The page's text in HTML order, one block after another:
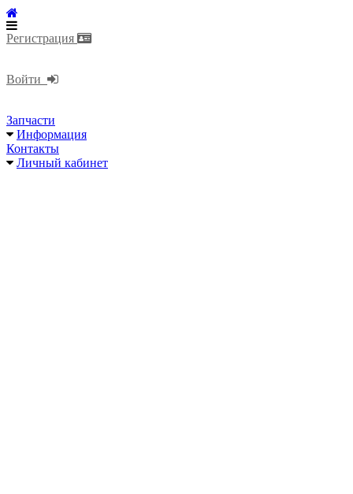
Регистрация
Войти
Запчасти
Информация
Контакты
Личный кабинет